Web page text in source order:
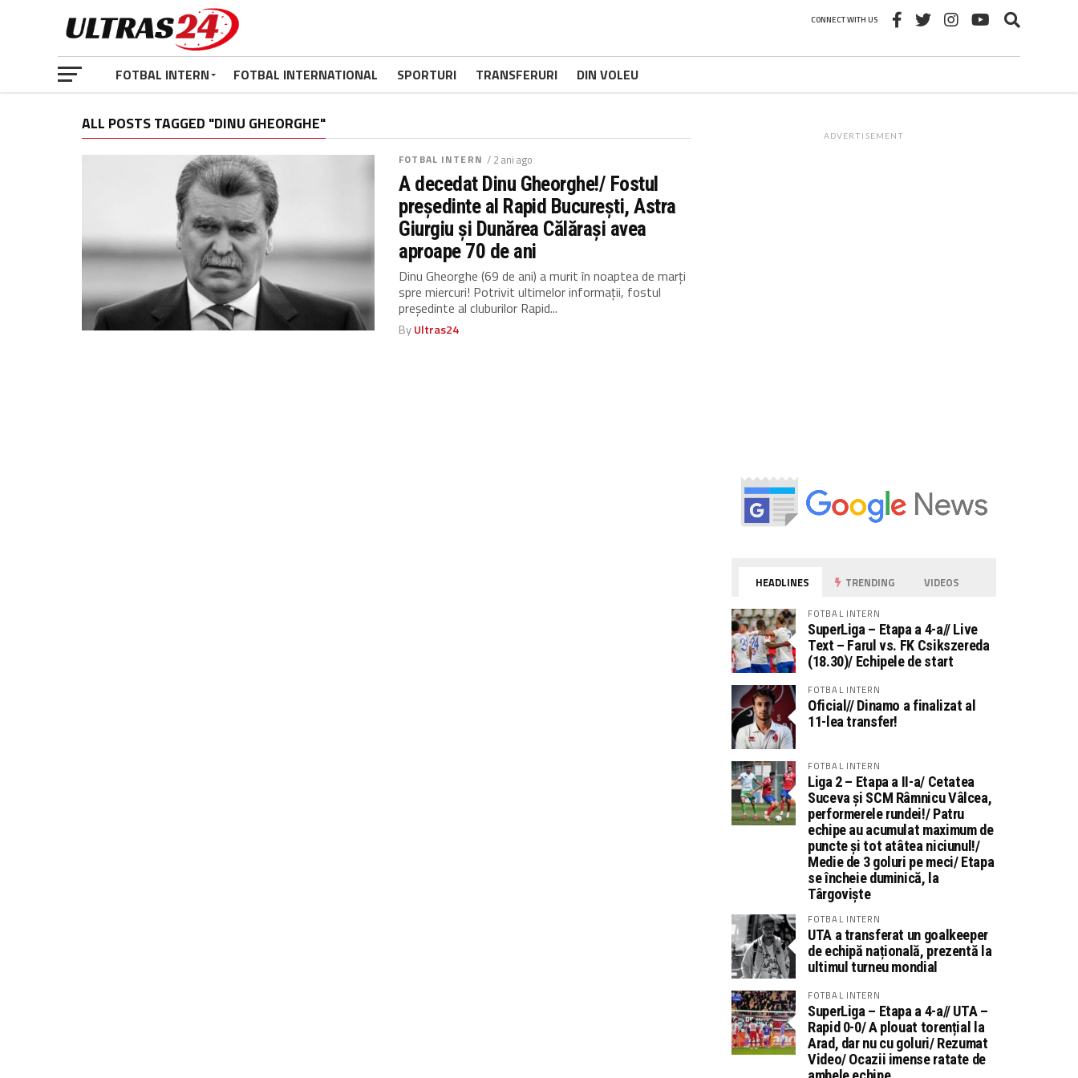
CONNECT WITH US
FOTBAL INTERN FOTBAL INTERNATIONAL SPORTURI TRANSFERURI DIN VOLEU
ALL POSTS TAGGED "DINU GHEORGHE"
FOTBAL INTERN / 2 ani ago
A decedat Dinu Gheorghe!/ Fostul
președinte al Rapid București, Astra
Giurgiu și Dunărea Călărași avea
aproape 70 de ani
Dinu Gheorghe (69 de ani) a murit în noaptea de marți
spre miercuri! Potrivit ultimelor informații, fostul
președinte al cluburilor Rapid...
ByUltras24
ADVERTISEMENT
HEADLINES TRENDING VIDEOS
FOTBAL INTERN
SuperLiga – Etapa a 4-a// Live
Text – Farul vs. FK Csikszereda
(18.30)/ Echipele de start
FOTBAL INTERN
Oficial// Dinamo a finalizat al
11-lea transfer!
FOTBAL INTERN
Liga 2 – Etapa a II-a/ Cetatea
Suceva și SCM Râmnicu Vâlcea,
performerele rundei!/ Patru
echipe au acumulat maximum de
puncte și tot atâtea niciunul!/
Medie de 3 goluri pe meci/ Etapa
se încheie duminică, la
Târgoviște
FOTBAL INTERN
UTA a transferat un goalkeeper
de echipă națională, prezentă la
ultimul turneu mondial
FOTBAL INTERN
SuperLiga – Etapa a 4-a// UTA –
Rapid 0-0/ A plouat torențial la
Arad, dar nu cu goluri/ Rezumat
Video/ Ocazii imense ratate de